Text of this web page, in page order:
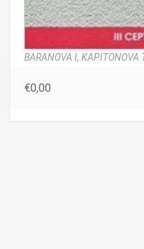
BARANOVA I, KAPITONOVA
€0,00